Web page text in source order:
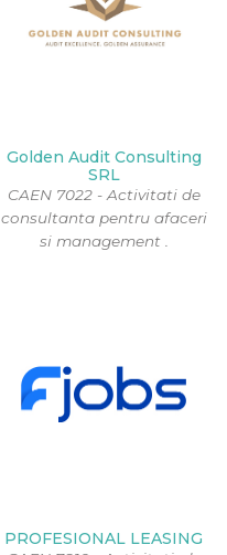
Golden Audit Consulting
SRL
CAEN 7022 - Activitati de
consultanta pentru afaceri
si management .
PROFESIONAL LEASING